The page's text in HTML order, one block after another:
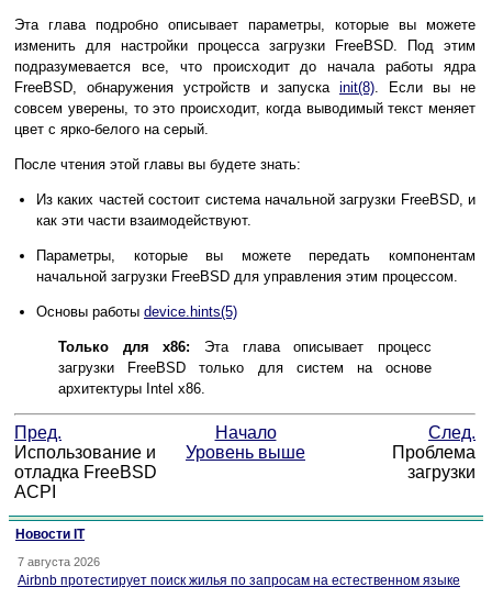
Эта глава подробно описывает параметры, которые вы можете
изменить для настройки процесса загрузки FreeBSD. Под этим
подразумевается все, что происходит до начала работы ядра
FreeBSD, обнаружения устройств и запуска init(8). Если вы не
совсем уверены, то это происходит, когда выводимый текст меняет
цвет с ярко-белого на серый.
После чтения этой главы вы будете знать:
Из каких частей состоит система начальной загрузки FreeBSD, и
как эти части взаимодействуют.
Параметры, которые вы можете передать компонентам
начальной загрузки FreeBSD для управления этим процессом.
Основы работы device.hints(5)
Только для x86: Эта глава описывает процесс
загрузки FreeBSD только для систем на основе
архитектуры Intel x86.
Пред. Начало
След.
Использование и
отладка FreeBSD
ACPI
Уровень выше
Проблема
загрузки
Новости IT
7 августа 2026
Airbnb протестирует поиск жилья по запросам на естественном языке